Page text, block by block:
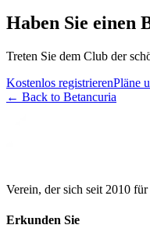
Haben Sie einen
Treten Sie dem Club der
Kostenlos registrierenPläne
← Back to Betancuria
Verein, der sich seit 2010
Erkunden Sie